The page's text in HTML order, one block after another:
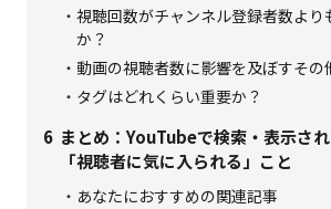
視聴回数がチャンネル登録者数より
か？
動画の視聴者数に影響を及ぼすその
タグはどれくらい重要か？
6 まとめ：YouTubeで検索・表示さ
「視聴者に気に入られる」こと
あなたにおすすめの関連記事